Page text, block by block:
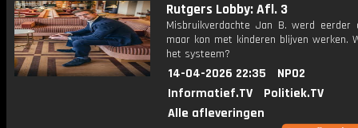
Rutgers Lobby: Afl. 3
Misbruikverdachte Jan B. werd eerder
maar kon met kinderen blijven werken.
het systeem?
14-04-2026 22:35
NPO2
Informatief.TV
Politiek.TV
Alle afleveringen